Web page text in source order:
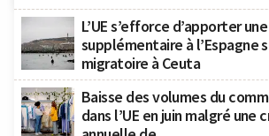
L’UE s’efforce d’apporter
supplémentaire à l’Espagne
migratoire à Ceuta
Baisse des volumes du
dans l’UE en juin malgré une